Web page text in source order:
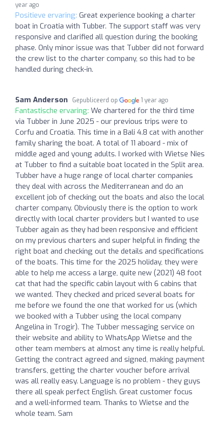
year ago
Positieve ervaring: Great experience booking a charter
boat in Croatia with Tubber. The support staff was very
responsive and clarified all question during the booking
phase. Only minor issue was that Tubber did not forward
the crew list to the charter company, so this had to be
handled during check-in.
Sam Anderson Gepubliceerd op 1 year ago
Fantastische ervaring: We chartered for the third time
via Tubber in June 2025 - our previous trips were to
Corfu and Croatia. This time in a Bali 4.8 cat with another
family sharing the boat. A total of 11 aboard - mix of
middle aged and young adults. I worked with Wietse Nies
at Tubber to find a suitable boat located in the Split area.
Tubber have a huge range of local charter companies
they deal with across the Mediterranean and do an
excellent job of checking out the boats and also the local
charter company. Obviously there is the option to work
directly with local charter providers but I wanted to use
Tubber again as they had been responsive and efficient
on my previous charters and super helpful in finding the
right boat and checking out the details and specifications
of the boats. This time for the 2025 holiday, they were
able to help me access a large, quite new (2021) 48 foot
cat that had the specific cabin layout with 6 cabins that
we wanted. They checked and priced several boats for
me before we found the one that worked for us (which
we booked with a Tubber using the local company
Angelina in Trogir). The Tubber messaging service on
their website and ability to WhatsApp Wietse and the
other team members at almost any time is really helpful.
Getting the contract agreed and signed, making payment
transfers, getting the charter voucher before arrival
was all really easy. Language is no problem - they guys
there all speak perfect English. Great customer focus
and a well-informed team. Thanks to Wietse and the
whole team. Sam